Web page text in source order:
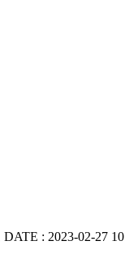
DATE : 2023-02-27